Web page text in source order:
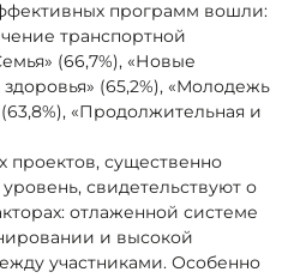
программ вошли:
транспортной
(66,7%), «Новые
(65,2%), «Молодежь
«Продолжительная и
проектов, существенно
свидетельствуют о
отлаженной системе
и высокой
участниками. Особенно